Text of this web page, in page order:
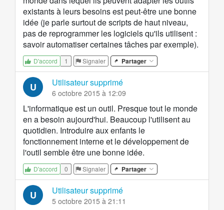
existants à leurs besoins est peut-être une bonne
idée (je parle surtout de scripts de haut niveau,
pas de reprogrammer les logiciels qu'ils utilisent :
savoir automatiser certaines tâches par exemple).
D'accord 1 Signaler Partager
U Utilisateur supprimé
6 octobre 2015 à 12:09
L'informatique est un outil. Presque tout le monde
en a besoin aujourd'hui. Beaucoup l'utilisent au
quotidien. Introduire aux enfants le
fonctionnement interne et le développement de
l'outil semble être une bonne idée.
D'accord 0 Signaler Partager
U Utilisateur supprimé
5 octobre 2015 à 21:11